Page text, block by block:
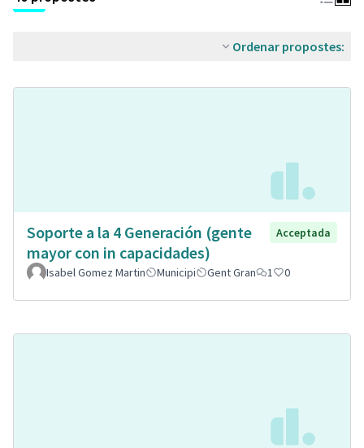
Ordenar propostes:
Soporte a la 4 Generación (gente
mayor con in capacidades)
Acceptada
Isabel Gomez Martin Municipi Gent Gran 1 0